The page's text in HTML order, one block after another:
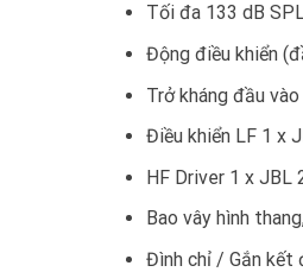
Tối đa 133 dB
Động điều khiển
Trở kháng đầu
Điều khiển LF 1 x
HF Driver 1 x JBL
Bao vây hình
Đình chỉ / Gắn kết